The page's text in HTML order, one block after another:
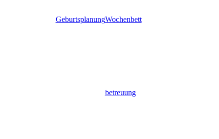
GeburtsplanungWochenbett
betreuung